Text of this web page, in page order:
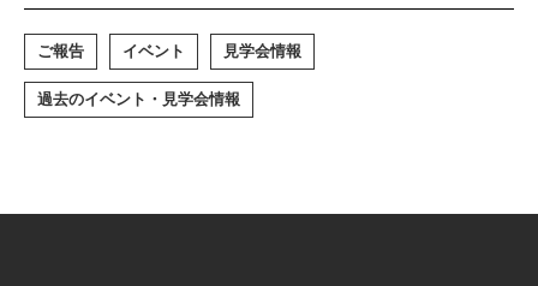
ご報告 イベント 見学会情報
過去のイベント・見学会情報